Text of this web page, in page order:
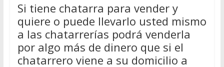
Si tiene chatarra para vender y
quiere o puede llevarlo usted mismo
a las chatarrerías podrá venderla
por algo más de dinero que si el
chatarrero viene a su domicilio a